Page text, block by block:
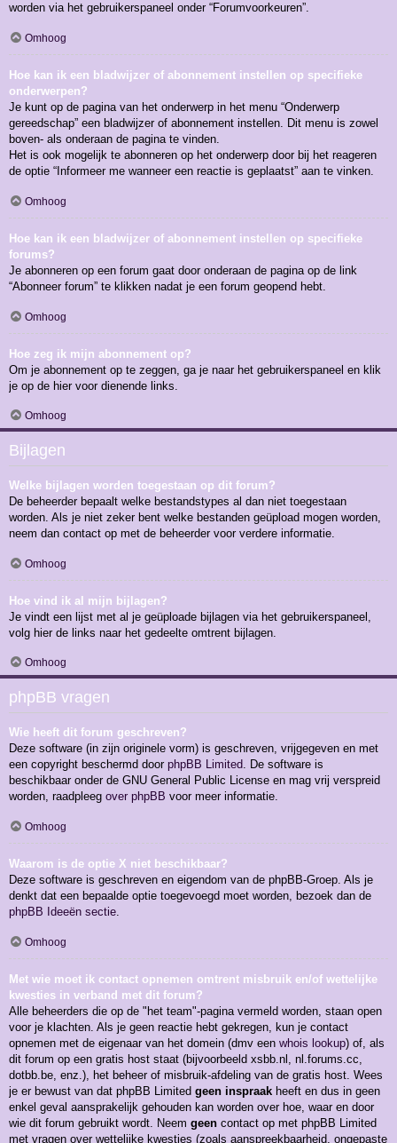
worden via het gebruikerspaneel onder “Forumvoorkeuren”.
Omhoog
Hoe kan ik een bladwijzer of abonnement instellen op specifieke
onderwerpen?
Je kunt op de pagina van het onderwerp in het menu “Onderwerp
gereedschap” een bladwijzer of abonnement instellen. Dit menu is zowel
boven- als onderaan de pagina te vinden.
Het is ook mogelijk te abonneren op het onderwerp door bij het reageren
de optie “Informeer me wanneer een reactie is geplaatst” aan te vinken.
Omhoog
Hoe kan ik een bladwijzer of abonnement instellen op specifieke
forums?
Je abonneren op een forum gaat door onderaan de pagina op de link
“Abonneer forum” te klikken nadat je een forum geopend hebt.
Omhoog
Hoe zeg ik mijn abonnement op?
Om je abonnement op te zeggen, ga je naar het gebruikerspaneel en klik
je op de hier voor dienende links.
Omhoog
Bijlagen
Welke bijlagen worden toegestaan op dit forum?
De beheerder bepaalt welke bestandstypes al dan niet toegestaan
worden. Als je niet zeker bent welke bestanden geüpload mogen worden,
neem dan contact op met de beheerder voor verdere informatie.
Omhoog
Hoe vind ik al mijn bijlagen?
Je vindt een lijst met al je geüploade bijlagen via het gebruikerspaneel,
volg hier de links naar het gedeelte omtrent bijlagen.
Omhoog
phpBB vragen
Wie heeft dit forum geschreven?
Deze software (in zijn originele vorm) is geschreven, vrijgegeven en met
een copyright beschermd door phpBB Limited. De software is
beschikbaar onder de GNU General Public License en mag vrij verspreid
worden, raadpleeg over phpBB voor meer informatie.
Omhoog
Waarom is de optie X niet beschikbaar?
Deze software is geschreven en eigendom van de phpBB-Groep. Als je
denkt dat een bepaalde optie toegevoegd moet worden, bezoek dan de
phpBB Ideeën sectie.
Omhoog
Met wie moet ik contact opnemen omtrent misbruik en/of wettelijke
kwesties in verband met dit forum?
Alle beheerders die op de "het team"-pagina vermeld worden, staan open
voor je klachten. Als je geen reactie hebt gekregen, kun je contact
opnemen met de eigenaar van het domein (dmv een whois lookup) of, als
dit forum op een gratis host staat (bijvoorbeeld xsbb.nl, nl.forums.cc,
dotbb.be, enz.), het beheer of misbruik-afdeling van de gratis host. Wees
je er bewust van dat phpBB Limited geen inspraak heeft en dus in geen
enkel geval aansprakelijk gehouden kan worden over hoe, waar en door
wie dit forum gebruikt wordt. Neem geen contact op met phpBB Limited
met vragen over wettelijke kwesties (zoals aanspreekbaarheid, ongepaste